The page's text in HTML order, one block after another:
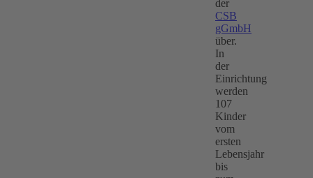
der
CSB
gGmbH
über.
In
der
Einrichtung
werden
107
Kinder
vom
ersten
Lebensjahr
bis